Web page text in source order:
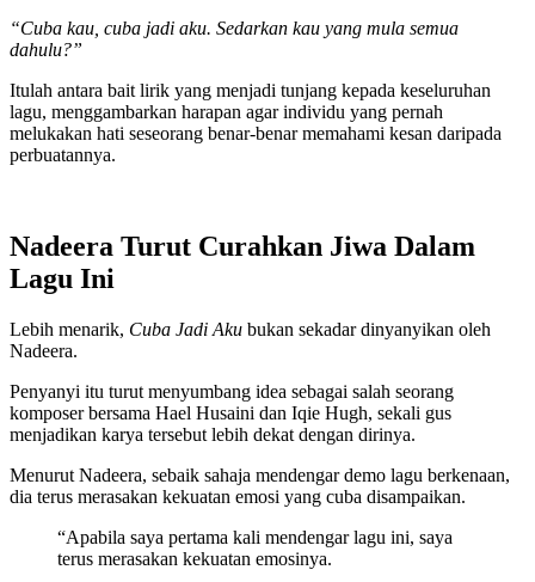
“Cuba kau, cuba jadi aku. Sedarkan kau yang mula semua
dahulu?”
Itulah antara bait lirik yang menjadi tunjang kepada keseluruhan
lagu, menggambarkan harapan agar individu yang pernah
melukakan hati seseorang benar-benar memahami kesan daripada
perbuatannya.
Nadeera Turut Curahkan Jiwa Dalam
Lagu Ini
Lebih menarik, Cuba Jadi Aku bukan sekadar dinyanyikan oleh
Nadeera.
Penyanyi itu turut menyumbang idea sebagai salah seorang
komposer bersama Hael Husaini dan Iqie Hugh, sekali gus
menjadikan karya tersebut lebih dekat dengan dirinya.
Menurut Nadeera, sebaik sahaja mendengar demo lagu berkenaan,
dia terus merasakan kekuatan emosi yang cuba disampaikan.
“Apabila saya pertama kali mendengar lagu ini, saya
terus merasakan kekuatan emosinya.